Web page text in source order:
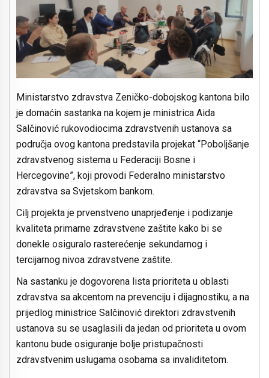
Ministarstvo zdravstva Zeničko-dobojskog kantona bilo
je domaćin sastanka na kojem je ministrica Aida
Salčinović rukovodiocima zdravstvenih ustanova sa
područja ovog kantona predstavila projekat “Poboljšanje
zdravstvenog sistema u Federaciji Bosne i
Hercegovine”, koji provodi Federalno ministarstvo
zdravstva sa Svjetskom bankom.
Cilj projekta je prvenstveno unaprjeđenje i podizanje
kvaliteta primarne zdravstvene zaštite kako bi se
donekle osiguralo rasterećenje sekundarnog i
tercijarnog nivoa zdravstvene zaštite.
Na sastanku je dogovorena lista prioriteta u oblasti
zdravstva sa akcentom na prevenciju i dijagnostiku, a na
prijedlog ministrice Salčinović direktori zdravstvenih
ustanova su se usaglasili da jedan od prioriteta u ovom
kantonu bude osiguranje bolje pristupačnosti
zdravstvenim uslugama osobama sa invaliditetom.